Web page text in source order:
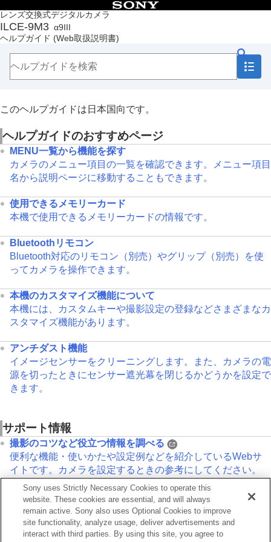
レンズ交換式デジタルカメラ
ILCE-9M3 α9III
ヘルプガイド (Web取扱説明書)
目次
トップページ
ヘルプガイドの使いかた
本体と付属品を確認する
準備/基本的な撮影
撮影機能を活用する
カメラをカスタマイズする
再生する
カメラの設定を変更する
スマートフォンでできること
パソコンでできること
クラウドサービスを利用する
資料
故障かな？と思ったら
このヘルプガイドは日本国向です。
ヘルプガイドのおすすめページ
MENU一覧から機能を探す
カメラのメニュー項目の一覧を確認できます。メニュー項目
名から説明ページに移動することもできます。
使用できるメモリーカード
本機で使用できるメモリーカードの情報です。
Bluetoothリモコン
Bluetooth対応のリモコン（別売）やグリップ（別売）を使
ってカメラを操作できます。
本機のカスタマイズ機能について
本機には、カスタムキーや撮影設定の登録などさまざまなカ
スタマイズ機能があります。
アンチダスト機能
イメージセンサーをクリーニングします。また、カメラの電
源を切ったときにセンサー遮光幕を閉じるかどうかを設定で
きます。
サポート情報
撮影のコツなど役立つ情報を調べる
便利な機能・使いかたや設定例などを紹介しているWebサ
イトです。カメラを設定するときの参考にしてください。
ILCE-9M3：サポート情報
カメラ本体の基本情報や対応レンズ/アクセサリーの情報、
困ったときのQ&Aなどを説明しています。
Sony uses Strictly Necessary Cookies to operate this
website. These cookies are essential, and will always
remain active. Sony also uses Optional Cookies to improve
site functionality, analyze usage, deliver advertisements and
interact with third parties. By using this site, you agree to